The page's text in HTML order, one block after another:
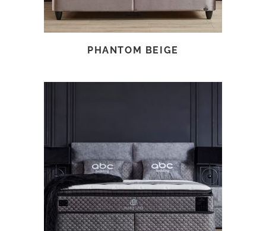
PHANTOM BEIGE
TOVÁBB OLVASOM